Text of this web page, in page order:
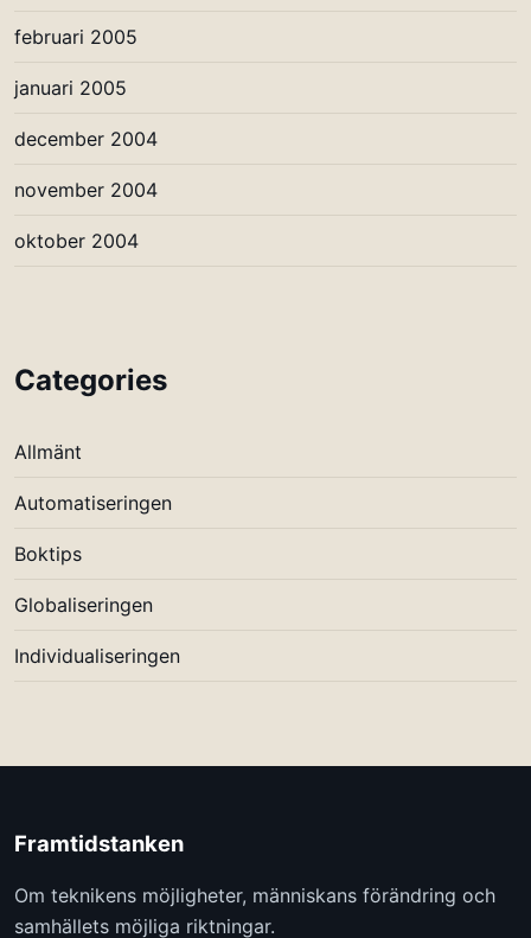
februari 2005
januari 2005
december 2004
november 2004
oktober 2004
Categories
Allmänt
Automatiseringen
Boktips
Globaliseringen
Individualiseringen
Framtidstanken
Om teknikens möjligheter, människans förändring och
samhällets möjliga riktningar.